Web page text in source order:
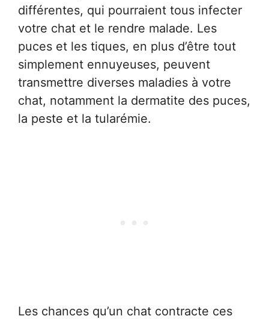
différentes, qui pourraient tous infecter
votre chat et le rendre malade. Les
puces et les tiques, en plus d’être tout
simplement ennuyeuses, peuvent
transmettre diverses maladies à votre
chat, notamment la dermatite des puces,
la peste et la tularémie.
Les chances qu’un chat contracte ces